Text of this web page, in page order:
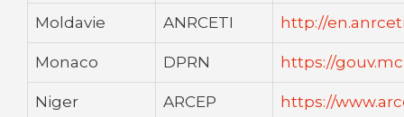
Moldavie ANRCETI http://
Monaco DPRN https://gouv.mc
Niger ARCEP https://